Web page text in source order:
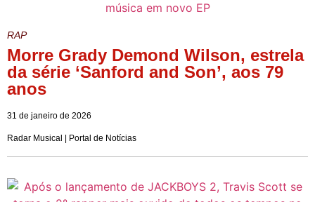
RAP
Morre Grady Demond Wilson, estrela
da série ‘Sanford and Son’, aos 79
anos
31 de janeiro de 2026
Radar Musical | Portal de Notícias